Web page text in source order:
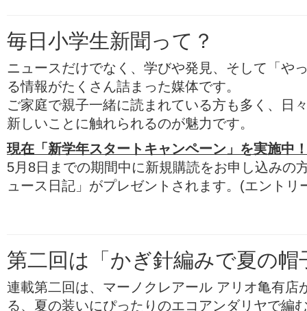
毎日小学生新聞って？
ニュースだけでなく、学びや発見、そして「や
る情報がたくさん詰まった媒体です。
ご家庭で親子一緒に読まれている方も多く、日
新しいことに触れられるのが魅力です。
現在「新学年スタートキャンペーン」を実施中
5月8日までの期間中に新規購読をお申し込みの
ュース日記」がプレゼントされます。(エントリ
第二回は「かぎ針編みで夏の帽
連載第二回は、マーノクレアール アリオ亀有店
る、夏の装いにぴったりのエコアンダリヤで編